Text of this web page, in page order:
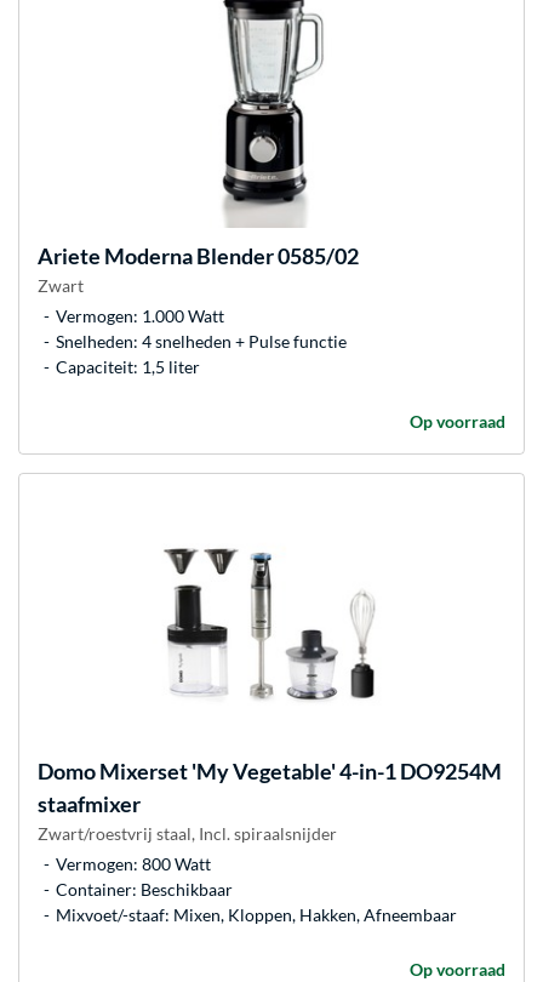
Ariete Moderna Blender 0585/02
Zwart
Vermogen: 1.000 Watt
Snelheden: 4 snelheden + Pulse functie
Capaciteit: 1,5 liter
Op voorraad
DomoMixerset 'My Vegetable' 4-in-1 DO9254M
staafmixer
Zwart/roestvrij staal, Incl. spiraalsnijder
Vermogen: 800 Watt
Container: Beschikbaar
Mixvoet/-staaf: Mixen, Kloppen, Hakken, Afneembaar
Op voorraad